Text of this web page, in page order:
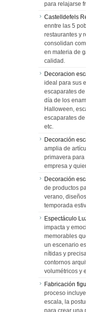
para relajarse
Castelldefels
enntre las 5
restaurantes y
consolidan
en materia de
calidad.
Decoracion
ideal para sus
escaparates
día de los
Halloween,
escaparates
etc.
Decoración
amplia de
primavera
empresa y
Decoración
de productos
verano,
temporada
Espectáculo
impacta y
memorables
un escenario
nítidas y
contornos
volumétricos y
Fabricación
proceso
escala, la
para crear una